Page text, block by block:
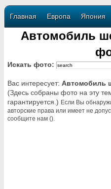
Главная Европа Япония
Автомобиль
Искать фото:
Вас интересует: Автомобиль
(Здесь собраны фото на эту
гарантируется.) Если Вы
авторские права или имеет не
сообщите нам ().